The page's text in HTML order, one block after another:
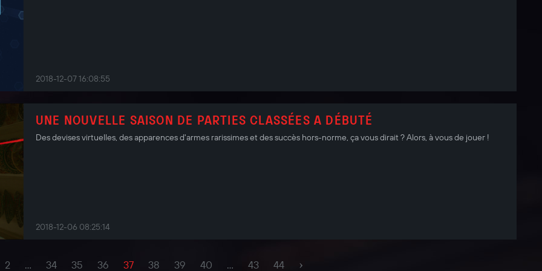
2018-12-07 16:08:55
UNE NOUVELLE SAISON DE PARTIES CLASSÉES A DÉBUTÉ
Des devises virtuelles, des apparences d'armes rarissimes et des succès hors-norme, ça vous dirait ? Alors, à vous de jouer !
2018-12-06 08:25:14
2 ... 34 35 36 37 38 39 40 ... 43 44 ›